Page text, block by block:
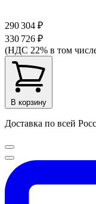
290 304 ₽
330 726 ₽
(НДС 22% в том
В корзину
Доставка по всей